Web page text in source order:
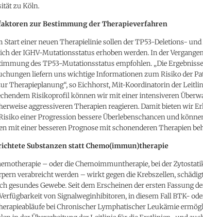
zu Köln.
zur Bestimmung der Therapieverfahren
Start einer neuen Therapielinie sollen der TP53-Deletions-
der IGHV-Mutationsstatus erhoben werden. In der
des TP53-Mutationsstatus empfohlen. „Die
liefern uns wichtige Informationen zum Risiko der
Therapieplanung“, so Eichhorst, Mit-Koordinatorin der
Risikoprofil können wir mit einer intensiveren
aggressiveren Therapien reagieren. Damit bieten wir
einer Progression bessere Überlebenschancen und
mit einer besseren Prognose mit schonenderen Therapien
Substanzen statt Chemo(immun)therapie
– oder die Chemoimmuntherapie, bei der
verabreicht werden – wirkt gegen die Krebszellen,
gesundes Gewebe. Seit dem Erscheinen der ersten Fassung
von Signalweginhibitoren, in diesem Fall BTK-
bei Chronischer Lymphatischer Leukämie